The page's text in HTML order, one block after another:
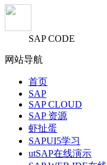
SAP CODE
网站导航
首页
SAP
SAP CLOUD
SAP 资源
虾扯蛋
SAPUI5学习
utSAP在线演示